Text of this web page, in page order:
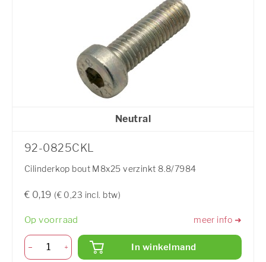
Neutral
92-0825CKL
Cilinderkop bout M8x25 verzinkt 8.8/7984
€ 0,19 (€ 0,23 incl. btw)
Op voorraad meer info ➜
In winkelmand